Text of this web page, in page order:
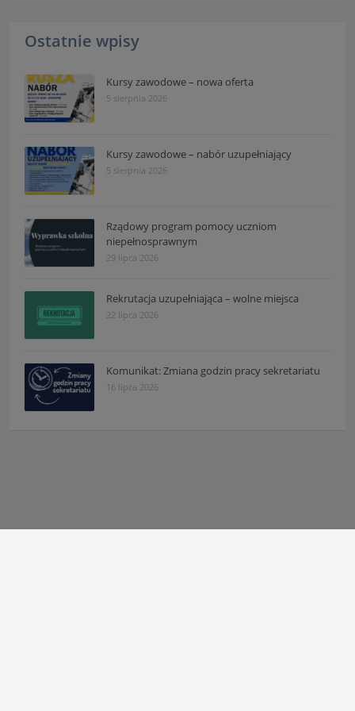
Ostatnie wpisy
Kursy zawodowe – nowa oferta
5 sierpnia 2026
Kursy zawodowe – nabór uzupełniający
5 sierpnia 2026
Rządowy program pomocy uczniom
niepełnosprawnym
29 lipca 2026
Rekrutacja uzupełniająca – wolne miejsca
22 lipca 2026
Komunikat: Zmiana godzin pracy sekretariatu
16 lipca 2026